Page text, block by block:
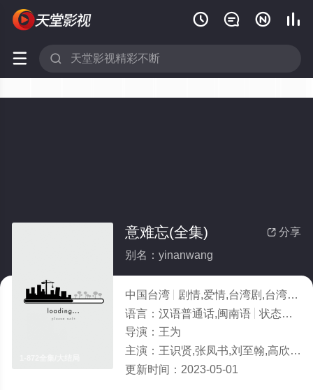
   
 
 分享
意难忘(全集)
别名：yinanwang
中国台湾 剧情,爱情,台湾剧,台湾
语言： 汉语普通话,闽南语 状态：
导演： 王为
主演： 王识贤,张凤书,刘至翰,高欣欣,李兴文,李李仁,江祖平,张琴,徐亨,陈若萍,韩瑜,杨宝玮,黄仲昆,石英,邱琦雯,李政颖
更新时间： 2023-05-01